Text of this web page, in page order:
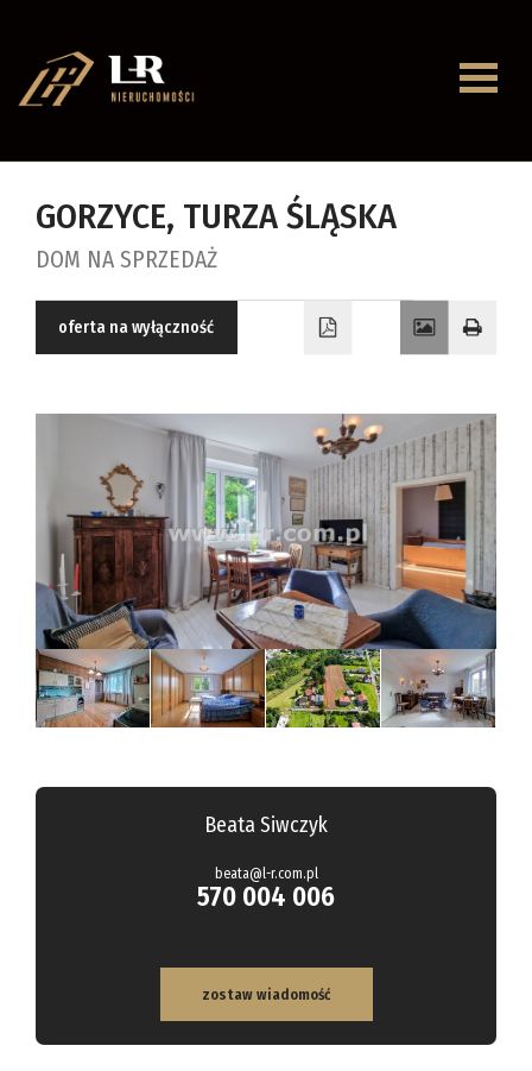
Dzialki
Lokale
Hale
Notatnik
GORZYCE, TURZA ŚLĄSKA
DOM NA SPRZEDAŻ
oferta na wyłączność
Beata Siwczyk
beata@l-r.com.pl
570 004 006
zostaw wiadomość